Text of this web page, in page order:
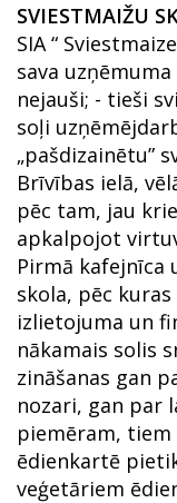
SVIESTMAIŽU
SIA “
sava
nejauši; - tieši
soļi
„pašdizainētu”
Brīvības ielā,
pēc tam, jau
apkalpojot
Pirmā kafejnīca
skola, pēc
izlietojuma un
nākamais solis
zināšanas gan
nozari, gan par
piemēram,
ēdienkartē
veģetāriem